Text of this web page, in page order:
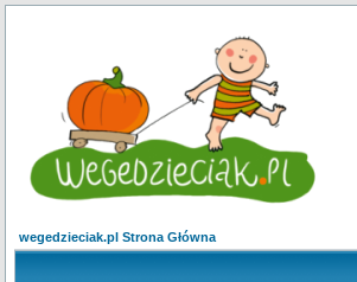
wegedzieciak.pl Strona Główna